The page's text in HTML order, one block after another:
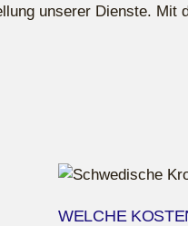
unserer Dienste.
WELCHE